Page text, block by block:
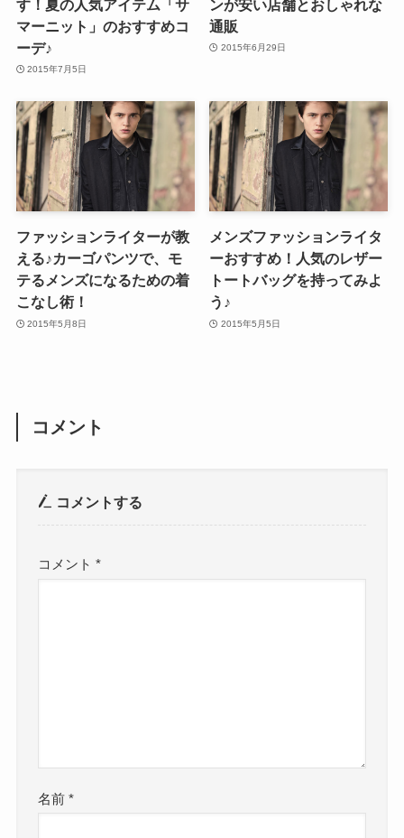
す！夏の人気アイテム「サ
マーニット」のおすすめコ
ーデ♪
2015年7月5日
ンが安い店舗とおしゃれな
通販
2015年6月29日
ファッションライターが教
える♪カーゴパンツで、モ
テるメンズになるための着
こなし術！
2015年5月8日
メンズファッションライタ
ーおすすめ！人気のレザー
トートバッグを持ってみよ
う♪
2015年5月5日
コメント
コメントする
コメント*
名前*